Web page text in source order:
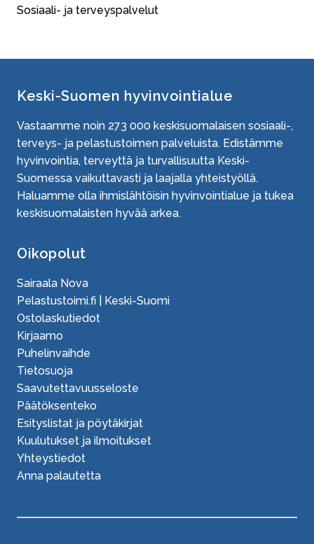
Sosiaali- ja terveyspalvelut
Keski-Suomen hyvinvointialue
Vastaamme noin 273 000 keskisuomalaisen sosiaali-,
terveys- ja pelastustoimen palveluista. Edistämme
hyvinvointia, terveyttä ja turvallisuutta Keski-
Suomessa vaikuttavasti ja laajalla yhteistyöllä.
Haluamme olla ihmislähtöisin hyvinvointialue ja tukea
keskisuomalaisten hyvää arkea.
Oikopolut
Sairaala Nova
Pelastustoimi.fi | Keski-Suomi
Ostolaskutiedot
Kirjaamo
Puhelinvaihde
Tietosuoja
Saavutettavuusseloste
Päätöksenteko
Esityslistat ja pöytäkirjat
Kuulutukset ja ilmoitukset
Yhteystiedot
Anna palautetta